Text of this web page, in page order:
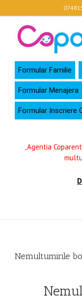
to
content
Formular Familie
Formular Menajera
Formular Inscriere
„Agentia
Nemultumirile